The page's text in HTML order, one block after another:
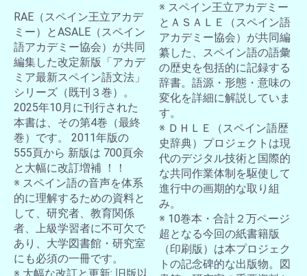
RAE（スペイン王立アカデ
ミー）とASALE（スペイン
語アカデミー協会）が共同
編集した改定新版「アカデ
ミア最新スペイン語文法」
シリーズ（既刊３巻）。
2025年10月に刊行された
本書は、その第4巻（最終
巻）です。 2011年版の
555頁から 新版は 700頁余
と大幅に改訂増補 ！！
※ スペイン語の音声を体系
的に理解するための資料と
して、研究者、教育関係
者、上級学習者に不可欠で
あり、大学図書館・研究室
にも必須の一冊です。
※ スペイン王立アカデミー
とＡＳＡＬＥ（スペイン語
アカデミー協会）が共同編
纂した、スペイン語の語彙
の歴史を包括的に記録する
辞書。語源・形態・意味の
変化を詳細に解説していま
す。
※ ＤＨＬＥ（スペイン語歴
史辞典）プロジェクトは現
代のデジタル技術と国際的
な共同作業体制を駆使して
進行中の画期的な取り組
み。
※ 10巻本・合計２万ページ
超となる今回の紙書籍版
（印刷版）は本プロジェク
トの記念碑的な出版物。図